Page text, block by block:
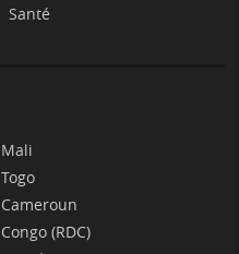
Santé
Mali
Togo
Cameroun
Congo (RDC)